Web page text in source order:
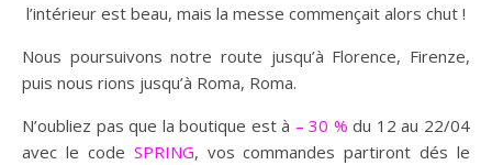
l’intérieur est beau, mais la messe commençait alors chut !
Nous poursuivons notre route jusqu’à Florence, Firenze,
puis nous rions jusqu’à Roma, Roma.
N’oubliez pas que la boutique est à – 30 % du 12 au 22/04
avec le code SPRING, vos commandes partiront dés le